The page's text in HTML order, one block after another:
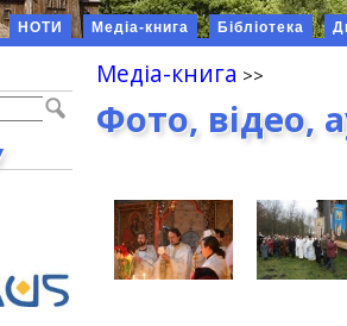
НОТИ Медіа-книга Бібліотека
Медіа-книга
Фото, відео,